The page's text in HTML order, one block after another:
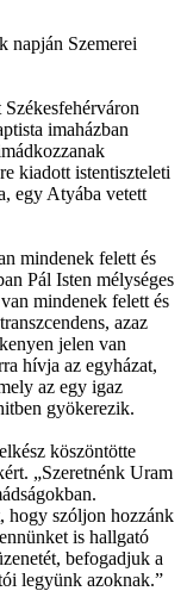
napján Szemerei
imaházban
kiadott istentiszteleti
egy Atyába vetett
mindenek felett és
Pál Isten mélységes
mindenek felett és
azaz
jelen van
hívja az egyházat,
az egy igaz
gyökerezik.
köszöntötte
„Szeretnénk Uram
hogy szóljon hozzánk
is hallgató
befogadjuk a
legyünk azoknak.”